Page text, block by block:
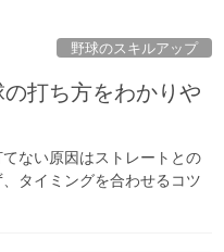
野球のスキルアップ
の打ち方をわかりや
ない原因はストレートとの
タイミングを合わせるコツ